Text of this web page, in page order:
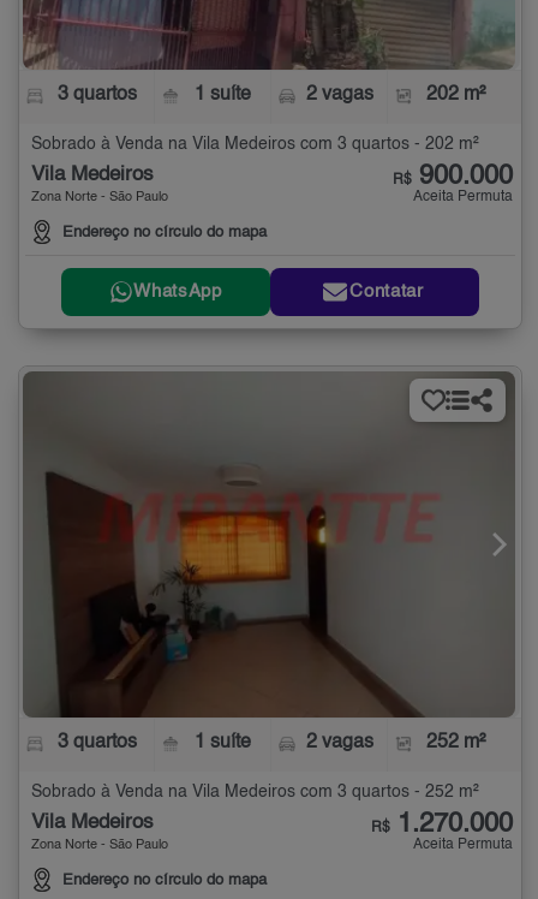
3 quartos 1 suíte 2 vagas 202 m²
Sobrado à Venda na Vila Medeiros com 3 quartos - 202 m²
Vila Medeiros
Zona Norte - São Paulo
Endereço no círculo do mapa
R$ 900.000
Aceita Permuta
WhatsApp Contatar
3 quartos 1 suíte 2 vagas 252 m²
Sobrado à Venda na Vila Medeiros com 3 quartos - 252 m²
Vila Medeiros
Zona Norte - São Paulo
Endereço no círculo do mapa
R$ 1.270.000
Aceita Permuta